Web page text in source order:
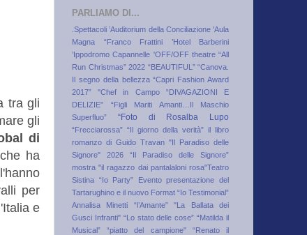
tra gli
gli
di
ha
per
e
PARLIAMO DI...
.Spettacoli ’Auditorium della Conciliazione 'Aula
Magna “Franco Frattini
’Hotel Barberini
’Ippodromo Capannelle 'OFF/OFF theatre “All
Run Christmas” 2022 “BEAUTIFUL” “Canova.
Il segno della bellezza “Capri Fashion Award
2017”
"Chef in Campo
“DIVAGAZIONI E
DELIZIE”
“Figli Mariti Amanti…Il Maschio
Superfluo”
“Foto di Rosalba Lupo
“Frecciarossa” “Il giorno della verità” il libro
romanzo di Guido Travan "Il Paradiso delle
Signore" 2026
“Il Paradiso delle Signore”
mostra "il ragazzo dai pantalaloni rosa"Teatro
Sistina “Io Party” Evento presentazione del
Tartarughino e il nuovo Format “Io Testimonial”
Annalisa Minetti
“l’Amante”
"La Ballata dei
Gusci Infranti" “Lo stato delle cose” “Matilda il
Musical”
“piatto del campione"
“Renato il